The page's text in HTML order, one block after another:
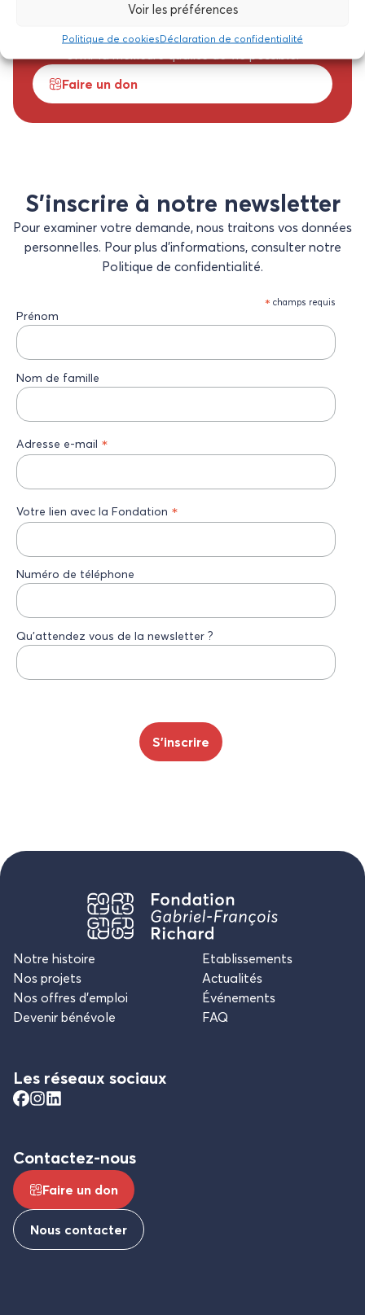
Voir les préférences
Politique de cookiesDéclaration de confidentialité
personnes accompagnées de la
Fondation Gabriel-François Richard et de leur
offrir la meilleure qualité de vie possible.
Faire un don
S’inscrire à notre newsletter
Pour examiner votre demande, nous traitons vos données
personnelles. Pour plus d’informations, consulter notre
Politique de confidentialité.
* champs requis
Prénom
Nom de famille
Adresse e-mail *
Votre lien avec la Fondation *
Numéro de téléphone
Qu’attendez vous de la newsletter ?
Notre histoire
Nos projets
Nos offres d’emploi
Devenir bénévole
Etablissements
Actualités
Événements
FAQ
Les réseaux sociaux
Contactez-nous
Faire un don
Nous contacter